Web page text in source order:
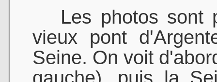
Les photos sont
vieux pont
Seine. On voit
gauche), puis la